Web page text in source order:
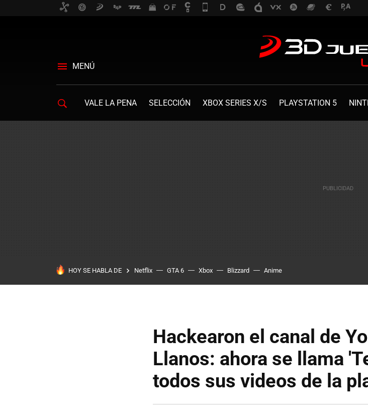
MENÚ
VALE LA PENA SELECCIÓN XBOX SERIES X/S PLAYSTATION 5
HOY SE HABLA DE Netflix GTA 6 Xbox Blizzard Anime
Hackearon el canal de
Llanos: ahora se llama
todos sus videos de la